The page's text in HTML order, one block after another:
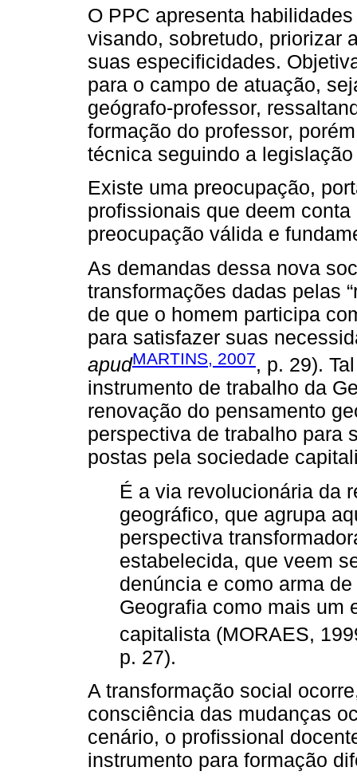
O PPC apresenta
visando, sobretudo, priorizar
suas especificidades.
para o campo de atuação,
geógrafo-professor,
formação do professor,
técnica seguindo a
Existe uma preocupação,
profissionais que deem
preocupação válida e
As demandas dessa nova
transformações dadas pelas
de que o homem participa
para satisfazer suas
apudMARTINS, 2007, p. 29).
instrumento de trabalho da
renovação do pensamento
perspectiva de trabalho para
postas pela sociedade
É a via revolucionária da
geográfico, que agrupa
perspectiva
estabelecida, que veem
denúncia e como arma
Geografia como mais um
capitalista (MORAES,
p. 27).
A transformação social
consciência das mudanças
cenário, o profissional
instrumento para formação